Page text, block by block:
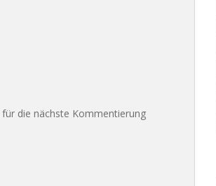
die nächste Kommentierung